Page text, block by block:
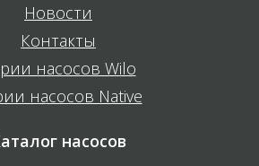
Новости
Контакты
насосов Wilo
насосов Native
насосов